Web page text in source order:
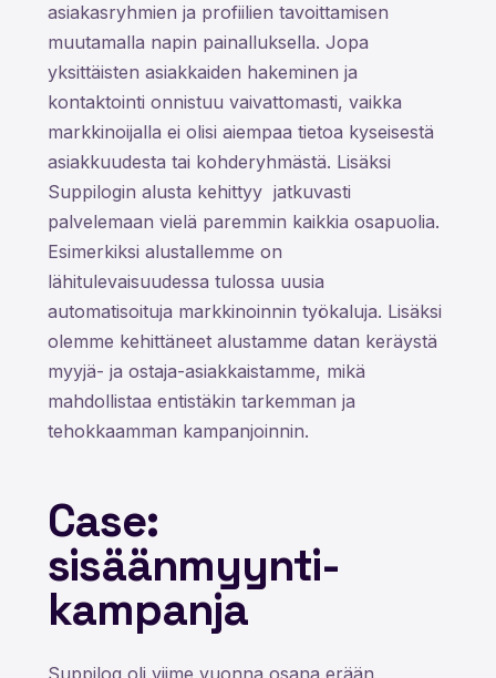
asiakasryhmien ja profiilien tavoittamisen
muutamalla napin painalluksella. Jopa
yksittäisten asiakkaiden hakeminen ja
kontaktointi onnistuu vaivattomasti, vaikka
markkinoijalla ei olisi aiempaa tietoa kyseisestä
asiakkuudesta tai kohderyhmästä. Lisäksi
Suppilogin alusta kehittyy jatkuvasti
palvelemaan vielä paremmin kaikkia osapuolia.
Esimerkiksi alustallemme on
lähitulevaisuudessa tulossa uusia
automatisoituja markkinoinnin työkaluja. Lisäksi
olemme kehittäneet alustamme datan keräystä
myyjä- ja ostaja-asiakkaistamme, mikä
mahdollistaa entistäkin tarkemman ja
tehokkaamman kampanjoinnin.
Case:
sisäänmyynti-
kampanja
Suppilog oli viime vuonna osana erään